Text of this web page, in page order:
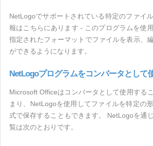
NetLogoでサポートされている特定のファイ
報はこちらにあります - このプログラムを使
指定されたフォーマットでファイルを表示、
ができるようになります。
NetLogoプログラムをコンバータとして
Microsoft Officeはコンバータとして使用する
まり、NetLogoを使用してファイルを特定の
式で保存することもできます。 NetLogoを通
覧は次のとおりです。